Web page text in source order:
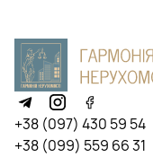
+38 (097) 430 59 54
+38 (099) 559 66 31